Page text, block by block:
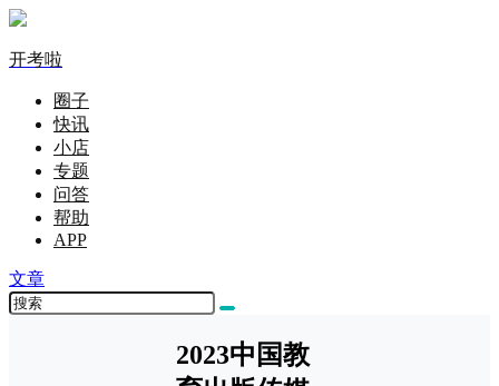
开考啦
圈子
快讯
小店
专题
问答
帮助
APP
文章
2023中国教